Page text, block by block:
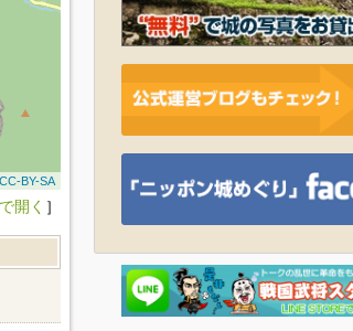
CC-BY-SA
開く ］